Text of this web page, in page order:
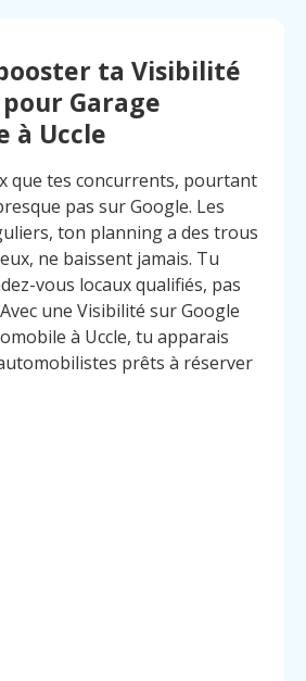
ta Visibilité
Garage
à Uccle
que tes concurrents, pourtant
pas sur Google. Les
ton planning a des trous
ne baissent jamais. Tu
vous locaux qualifiés, pas
une Visibilité sur Google
à Uccle, tu apparais
prêts à réserver